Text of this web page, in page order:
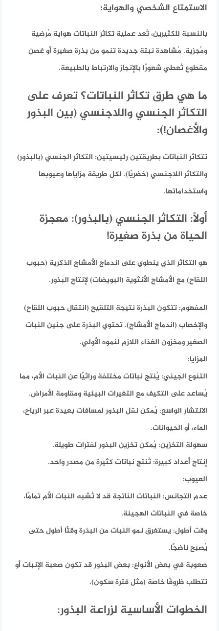
الاستمتاع الشخصي والهواية:
بالنسبة للكثيرين، تُعد عملية تكاثر النباتات هواية مُرضية
ومُجزية. مُشاهدة نبتة جديدة تنمو من بذرة صغيرة أو غصن
مقطوع تُعطي شعورًا بالإنجاز والارتباط بالطبيعة.
ما هي طرق تكاثر النباتات؟ تعرف على
التكاثر الجنسي واللاجنسي (بين البذور
والأغصان!):
تتكاثر النباتات بطريقتين رئيسيتين: التكاثر الجنسي (بالبذور)
والتكاثر اللاجنسي (خضريًا). لكل طريقة مزاياها وعيوبها
واستخداماتها.
أولاً: التكاثر الجنسي (بالبذور): معجزة
الحياة من بذرة صغيرة!
هو التكاثر الذي ينطوي على اندماج الأمشاج الذكرية (حبوب
اللقاح) مع الأمشاج الأنثوية (البويضات) لإنتاج البذور.
المفهوم: تتكون البذرة نتيجة التلقيح (انتقال حبوب اللقاح)
والإخصاب (اندماج الأمشاج). تحتوي البذرة على جنين النبات
الصغير ومخزون الغذاء اللازم لنموه الأولي.
المزايا:
التنوع الجيني: يُنتج نباتات مختلفة وراثيًا عن النبات الأم، مما
يُساعد على التكيف مع التغيرات البيئية ومقاومة الأمراض.
الانتشار الواسع: يُمكن نقل البذور لمسافات بعيدة عبر الرياح،
الماء، أو الحيوانات.
سهولة التخزين: يُمكن تخزين البذور لفترات طويلة.
إنتاج أعداد كبيرة: تُنتج نباتات كثيرة من مصدر واحد.
العيوب:
عدم التجانس: النباتات الناتجة قد لا تُشبه النبات الأم تمامًا،
خاصة في النباتات الهجينة.
وقت أطول: يستغرق نمو النبات من البذرة وقتًا أطول حتى
يُصبح ناضجًا.
صعوبة في بعض الأنواع: بعض البذور قد تكون صعبة الإنبات أو
تتطلب ظروفًا خاصة (مثل فترة سكون).
الخطوات الأساسية لزراعة البذور: